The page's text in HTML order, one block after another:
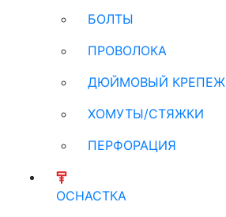
БОЛТЫ
ПРОВОЛОКА
ДЮЙМОВЫЙ КРЕПЕЖ
ХОМУТЫ/СТЯЖКИ
ПЕРФОРАЦИЯ
ОСНАСТКА